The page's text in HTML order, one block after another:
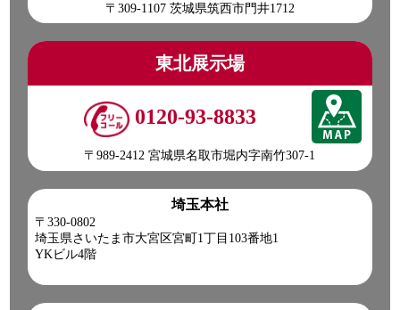
〒309-1107 茨城県筑西市門井1712
東北展示場
0120-93-8833
〒989-2412 宮城県名取市堀内字南竹307-1
埼玉本社
〒330-0802
埼玉県さいたま市大宮区宮町1丁目103番地1
YKビル4階